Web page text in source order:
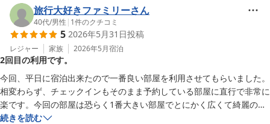
旅行大好きファミリーさん
40代/男性 | 1件のクチコミ
5 2026年5月31日投稿
レジャー 家族 2026年5月宿泊
2回目の利用です。
今回、平日に宿泊出来たので一番良い部屋を利用させてもらいました。
相変わらず、チェックインもそのまま予約している部屋に直行で非常に
楽です。今回の部屋は恐らく1番大きい部屋でとにかく広くて綺麗の一
言。家族3〜4名でも問題ないかと思います。ベッドもテレビもお風呂
続きを読む